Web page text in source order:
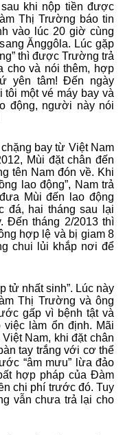
khi nộp tiền được
Thị Trường báo tin
vào lúc 20 giờ cùng
Ănggôla. Lúc gặp
thì được Trường trả
cho và nói thêm, hợp
yên tâm! Đến ngày
một vé máy bay và
động, người này nói
bay từ Việt Nam
Mùi đặt chân đến
tên Nam đón về. Khi
lao động”, Nam trả
Mùi đến lao động
đá, hai tháng sau lại
Đến tháng 2/2013 thì
hợp lệ và bị giam 8
chui lủi khắp nơi để
tử nhất sinh”. Lúc này
Thị Trường và ông
gấp vì bệnh tật và
làm ổn định. Mãi
Nam, khi đặt chân
tay trắng với cơ thể
“âm mưu” lừa đảo
hợp pháp của Đàm
chi phí trước đó. Tuy
vẫn chưa trả lại cho